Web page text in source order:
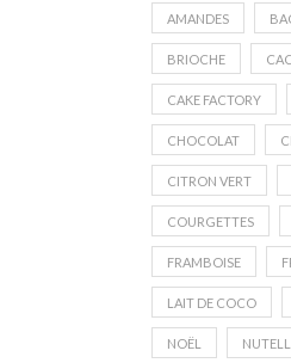
AMANDES
BRIOCHE
CAKE FACTORY
CHOCOLAT
CITRON VERT
COURGETTES
FRAMBOISE
LAIT DE COCO
NOËL